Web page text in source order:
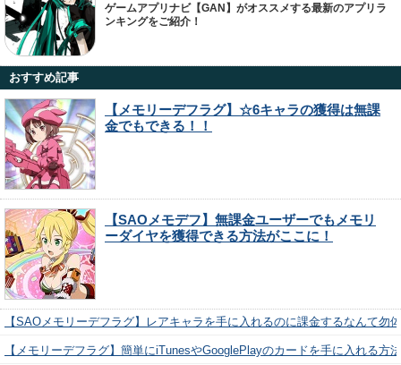
ゲームアプリナビ【GAN】がオススメする最新のアプリラ
ンキングをご紹介！
おすすめ記事
【メモリーデフラグ】☆6キャラの獲得は無課
金でもできる！！
【SAOメモデフ】無課金ユーザーでもメモリ
ーダイヤを獲得できる方法がここに！
【SAOメモリーデフラグ】レアキャラを手に入れるのに課金するなんて勿
【メモリーデフラグ】簡単にiTunesやGooglePlayのカードを手に入れる方